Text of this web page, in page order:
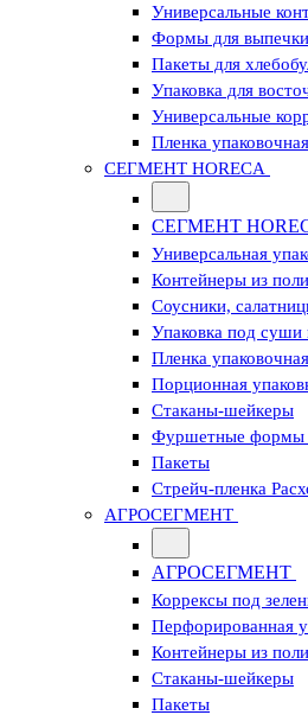
Универсальные
Формы для выпечки
Пакеты для
Упаковка для
Универсальные
Пленка упаковочная
СЕГМЕНТ HORECA
СЕГМЕНТ
Универсальная
Контейнеры из
Соусники,
Упаковка под суши
Пленка упаковочная
Порционная
Стаканы-шейкеры
Фуршетные формы
Пакеты
Стрейч-пленка
АГРОСЕГМЕНТ
АГРОСЕГМЕНТ
Коррексы под
Перфорированная
Контейнеры из
Стаканы-шейкеры
Пакеты